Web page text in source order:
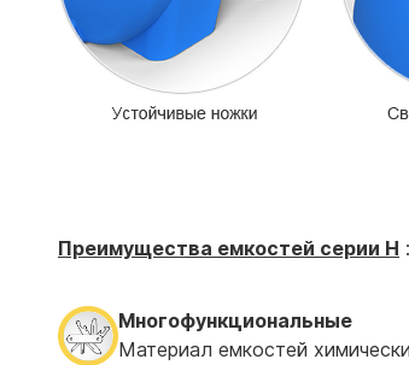
Преимущества емкостей серии H :
Многофункциональные
Материал емкостей